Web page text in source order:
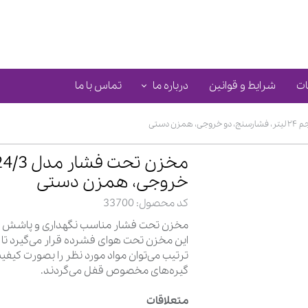
مخزن تحت فشار
فیلتر
نازل
واحد فیلتراسیون و مراقبت
ست تعمیرات
رگولاتور مایع
شلنگ و لوله مکش
اتصال و فیتینگ
پلاستیک
قطعات کامپوزیت خودرو
دیوار و سقف
کف و پشت ‌بام
علامت گذاری
شرایط و قوانین درباره ما
شرکت‌های همکار
تماس با ما
خروجی، همزن دستی
کد محصول: 33700
مخزن تحت فشار مناسب نگهداری و
این مخزن تحت هوای فشرده قرار می‌گیرد
ترتیب می‌توان مواد مورد نظر را بصورت
گیره‌های مخصوص قفل می‌گردند.
متعلاقات